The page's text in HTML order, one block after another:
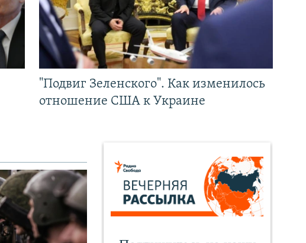
"Подвиг Зеленского". Как изменилось
отношение США к Украине